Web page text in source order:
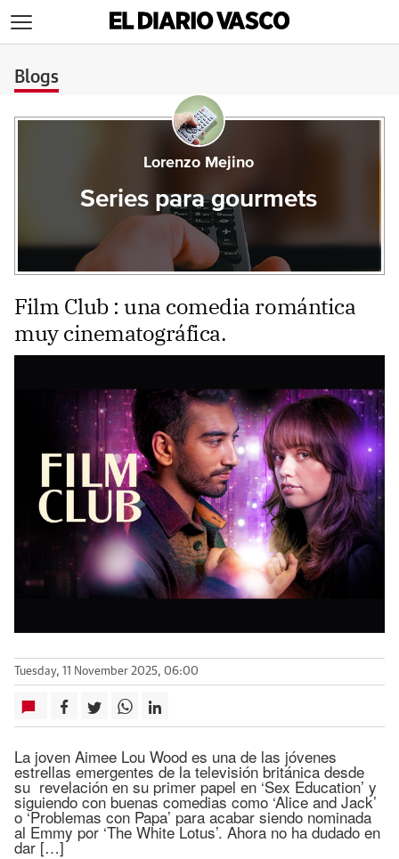
Blogs
Lorenzo Mejino
Series para gourmets
Film Club : una comedia romántica
muy cinematográfica.
Tuesday, 11 November 2025, 06:00
La joven Aimee Lou Wood es una de las jóvenes
estrellas emergentes de la televisión británica desde
su revelación en su primer papel en ‘Sex Education’ y
siguiendo con buenas comedias como ‘Alice and Jack’
o ‘Problemas con Papa’ para acabar siendo nominada
al Emmy por ‘The White Lotus’. Ahora no ha dudado en
dar […]